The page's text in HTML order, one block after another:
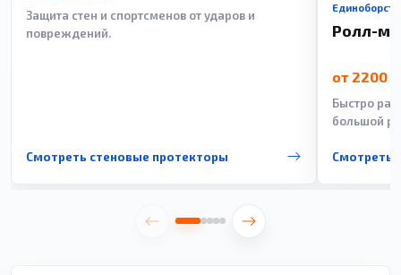
Защита стен и спортсменов от ударов и
повреждений.
Смотреть стеновые протекторы
Ролл-
от 2200
Быстро
большой
Смотреть